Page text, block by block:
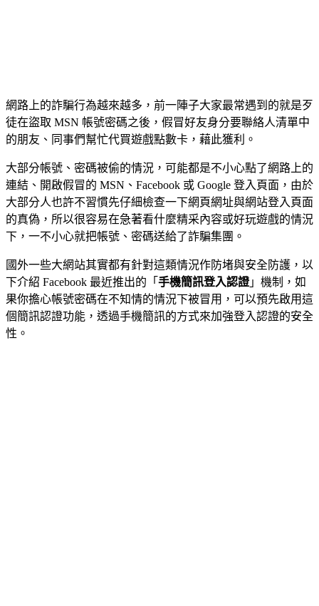
網路上的詐騙行為越來越多，前一陣子大家最常遇到的就是歹
徒在盜取 MSN 帳號密碼之後，假冒好友身分要聯絡人清單中
的朋友、同事們幫忙代買遊戲點數卡，藉此獲利。
大部分帳號、密碼被偷的情況，可能都是不小心點了網路上的
連結、開啟假冒的 MSN、Facebook 或 Google 登入頁面，由於
大部分人也許不習慣先仔細檢查一下網頁網址與網站登入頁面
的真偽，所以很容易在急著看什麼精采內容或好玩遊戲的情況
下，一不小心就把帳號、密碼送給了詐騙集團。
國外一些大網站其實都有針對這類情況作防堵與安全防護，以
下介紹 Facebook 最近推出的「 手機簡訊登入認證」機制，如
果你擔心帳號密碼在不知情的情況下被冒用，可以預先啟用這
個簡訊認證功能，透過手機簡訊的方式來加強登入認證的安全
性。